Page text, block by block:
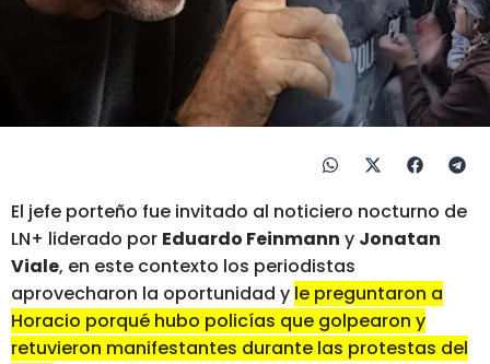
El jefe porteño fue invitado al noticiero nocturno de
LN+ liderado por Eduardo Feinmann y Jonatan
Viale, en este contexto los periodistas
aprovecharon la oportunidad y le preguntaron a
Horacio porqué hubo policías que golpearon y
retuvieron manifestantes durante las protestas del